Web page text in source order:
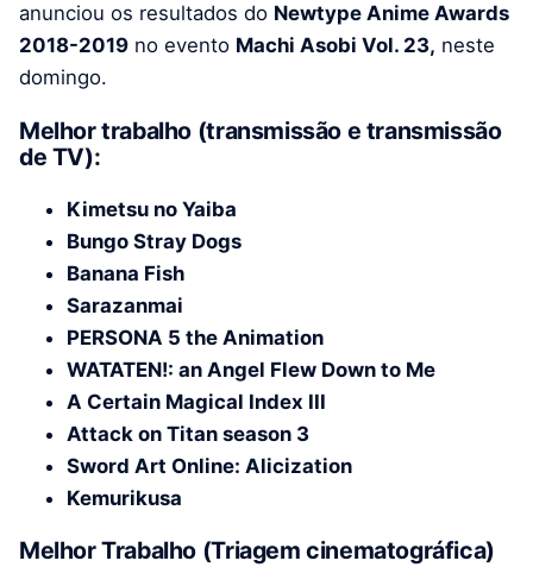
anunciou os resultados do Newtype Anime Awards
2018-2019 no evento Machi Asobi Vol. 23, neste
domingo.
Melhor trabalho (transmissão e transmissão
de TV):
Kimetsu no Yaiba
Bungo Stray Dogs
Banana Fish
Sarazanmai
PERSONA 5 the Animation
WATATEN!: an Angel Flew Down to Me
A Certain Magical Index III
Attack on Titan season 3
Sword Art Online: Alicization
Kemurikusa
Melhor Trabalho (Triagem cinematográfica)